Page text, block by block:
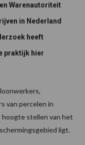
Warenautoriteit
in Nederland
heeft
praktijk hier
van percelen in
stellen van het
ligt.